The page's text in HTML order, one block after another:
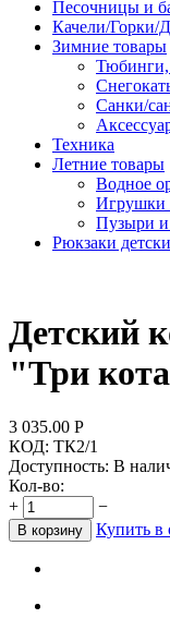
Песочницы и
Качели/Горки/
Зимние товары
Тюбинги,
Санки/
Техника
Летние товары
Водное
Игрушки
Пузыри и
Рюкзаки
Детский
"Три
3 035.00 Р
КОД: ТК2/1
Доступность: В
Кол-во:
+
−
В корзину Купить в